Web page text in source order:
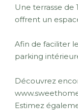
Une terrasse de
offrent un
Afin de faciliter
parking
Découvrez
Estimez